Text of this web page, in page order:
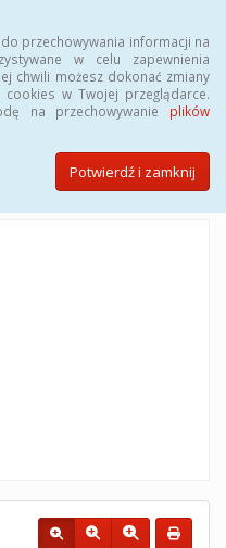
przechowywania informacji na
w celu zapewnienia
chwili możesz dokonać zmiany
w Twojej przeglądarce.
na przechowywanie plików
Potwierdź i zamknij
PUBLICZNEJ
Opola